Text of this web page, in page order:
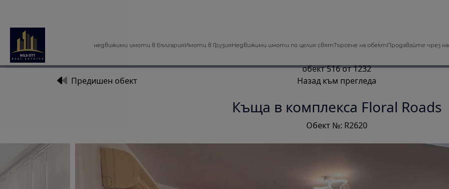
недвижими имоти в БългарияИмоти в ГрузияНедвижими имоти по целия святТърсене на обектПродавайте чрез
обект 516 от 1232
Предишен обект Назад към прегледа
Къща в комплекса Floral Roads
Обект №: R2620